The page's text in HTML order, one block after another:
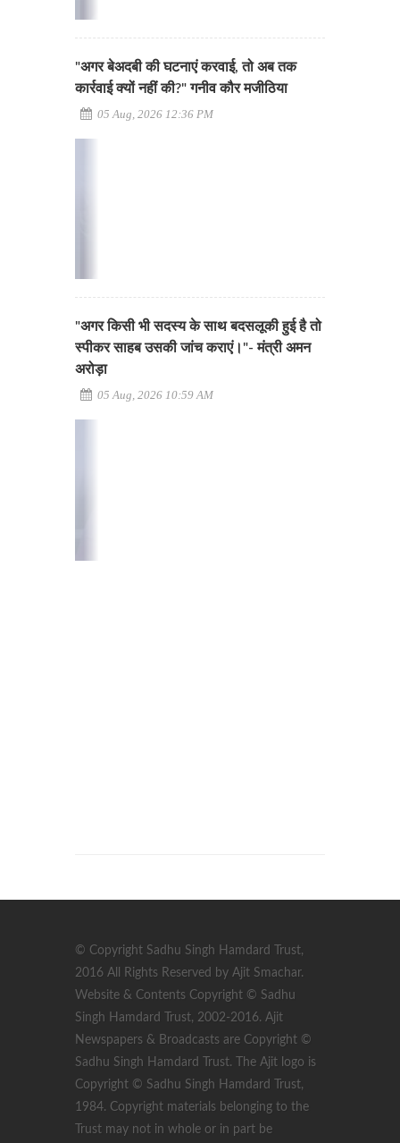
"अगर बेअदबी की घटनाएं करवाई, तो अब तक
कार्रवाई क्यों नहीं की?" गनीव कौर मजीठिया
05 Aug, 2026 12:36 PM
"अगर किसी भी सदस्य के साथ बदसलूकी हुई है तो
स्पीकर साहब उसकी जांच कराएं।"- मंत्री अमन
अरोड़ा
05 Aug, 2026 10:59 AM
© Copyright Sadhu Singh Hamdard Trust,
2016 All Rights Reserved by Ajit Smachar.
Website & Contents Copyright © Sadhu
Singh Hamdard Trust, 2002-2016. Ajit
Newspapers & Broadcasts are Copyright ©
Sadhu Singh Hamdard Trust. The Ajit logo is
Copyright © Sadhu Singh Hamdard Trust,
1984. Copyright materials belonging to the
Trust may not in whole or in part be